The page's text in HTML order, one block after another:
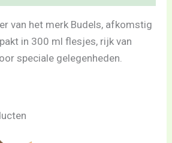
van het merk Budels, afkomstig
in 300 ml flesjes, rijk van
speciale gelegenheden.